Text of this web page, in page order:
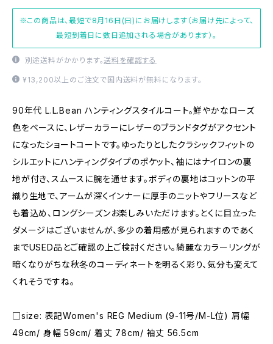
※この商品は、最短で8月16日(日)にお届けします（お届け先によって、
最短到着日に数日追加される場合があります）。
別途送料がかかります。送料を確認する
¥13,200以上のご注文で国内送料が無料になります。
90年代 L.L.Bean ハンティングスタイルコート。鮮やかなローズ
色をベースに、レザーカラーにレザーのブランドタグがアクセント
になったショートコートです。ゆったりとしたクラシックフィットの
シルエットにハンティングタイプのポケット、袖にはナイロンの裏
地が付き、スムースに腕を通せます。ボディの裏地はコットンの平
織り生地で、アームが深くインナーに厚手のニットやフリースなど
も着込め、ロングシーズンお楽しみいただけます。とくに目立った
ダメージはございませんが、多少の着用感が見られますのであく
までUSED品とご確認の上ご検討ください。綺麗なカラーリングが
暗くなりがちな秋冬のコーディネートを明るく彩り、気分も変えて
くれそうですね。
□size: 表記Women's REG Medium (9-11号/M-L位) 肩幅
49cm/ 身幅 59cm/ 着丈 78cm/ 袖丈 56.5cm